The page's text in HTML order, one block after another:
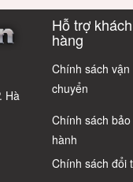
trả lời
Cho Học
Hà
Hỗ trợ khách
hàng
Chính sách vận
chuyển
Chính sách bảo
hành
Chính sách đổi